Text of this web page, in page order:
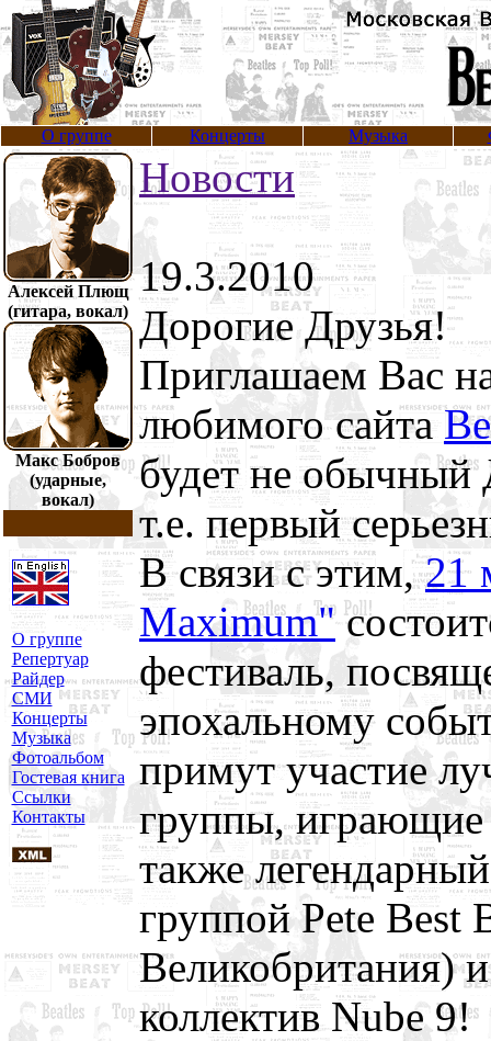
О группе Концерты Музыка
Алексей Плющ
(гитара, вокал)
Макс Бобров
(ударные,
вокал)
О группе
Репертуар
Райдер
СМИ
Концерты
Музыка
Фотоальбом
Гостевая книга
Ссылки
Контакты
Новости
19.3.2010
Дорогие Друзья!
Приглашаем Вас
любимого сайта
будет не обычный
т.е. первый
В связи с этим,21
Maximum"
фестиваль,
эпохальному
примут участие
группы, играющие
также
группой Pete Best
Великобритания)
коллектив Nube 9!